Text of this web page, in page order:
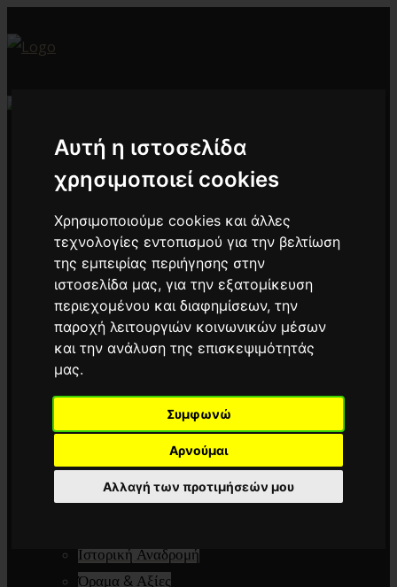
Αυτή η ιστοσελίδα
χρησιμοποιεί cookies
Χρησιμοποιούμε cookies και άλλες
τεχνολογίες εντοπισμού για την βελτίωση
της εμπειρίας περιήγησης στην
ιστοσελίδα μας, για την εξατομίκευση
περιεχομένου και διαφημίσεων, την
παροχή λειτουργιών κοινωνικών μέσων
και την ανάλυση της επισκεψιμότητάς
μας.
Συμφωνώ
Αρνούμαι
Αλλαγή των προτιμήσεών μου
Έργα
Standard Glass
Noise Reduction
Design & Decoration
Fire Resistance
Protection & Safety
Structural
Energy
Special Glazing
Γνωρίστε μας
Ποιότητα & Αξιοπιστία
Ιστορική Αναδρομή
Όραμα & Αξίες